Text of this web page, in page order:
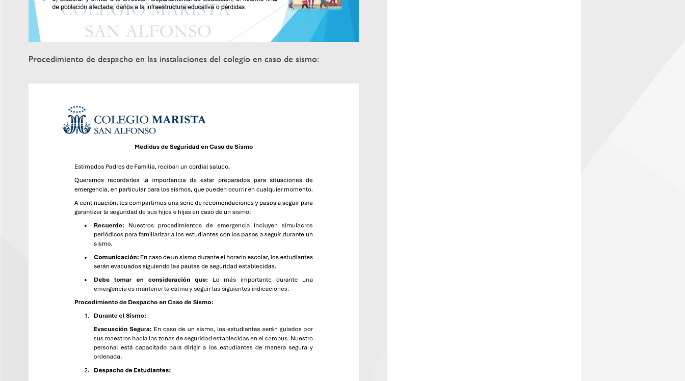
Procedimiento de despacho en las instalaciones del colegio en caso de sismo: